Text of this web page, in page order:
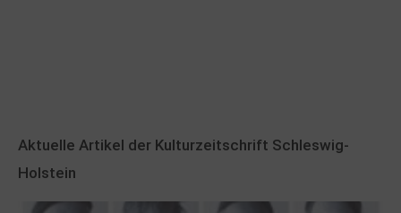
Aktuelle Artikel der Kulturzeitschrift Schleswig-
Holstein